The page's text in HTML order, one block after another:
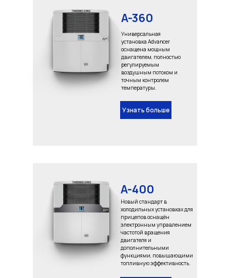
Универсальная
установка Advancer
оснащена мощным
двигателем, полностью
регулируемым
воздушным потоком и
точным контролем
температуры.
A-360
Новый стандарт в
холодильных установках для
прицепов оснащён
электронным управлением
частотой вращения
двигателя и
дополнительными
функциями, повышающими
топливную эффективность.
Узнать больше
A-400